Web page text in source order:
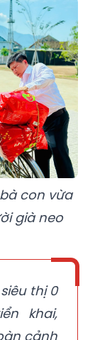
con vừa
già neo
thị 0
khai,
cảnh